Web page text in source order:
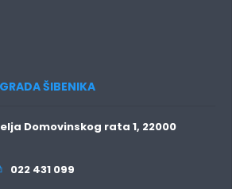
ŠIBENIKA
Domovinskog rata 1, 22000
022 431 099